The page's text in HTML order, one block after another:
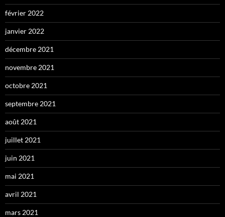
février 2022
janvier 2022
décembre 2021
novembre 2021
octobre 2021
septembre 2021
août 2021
juillet 2021
juin 2021
mai 2021
avril 2021
mars 2021